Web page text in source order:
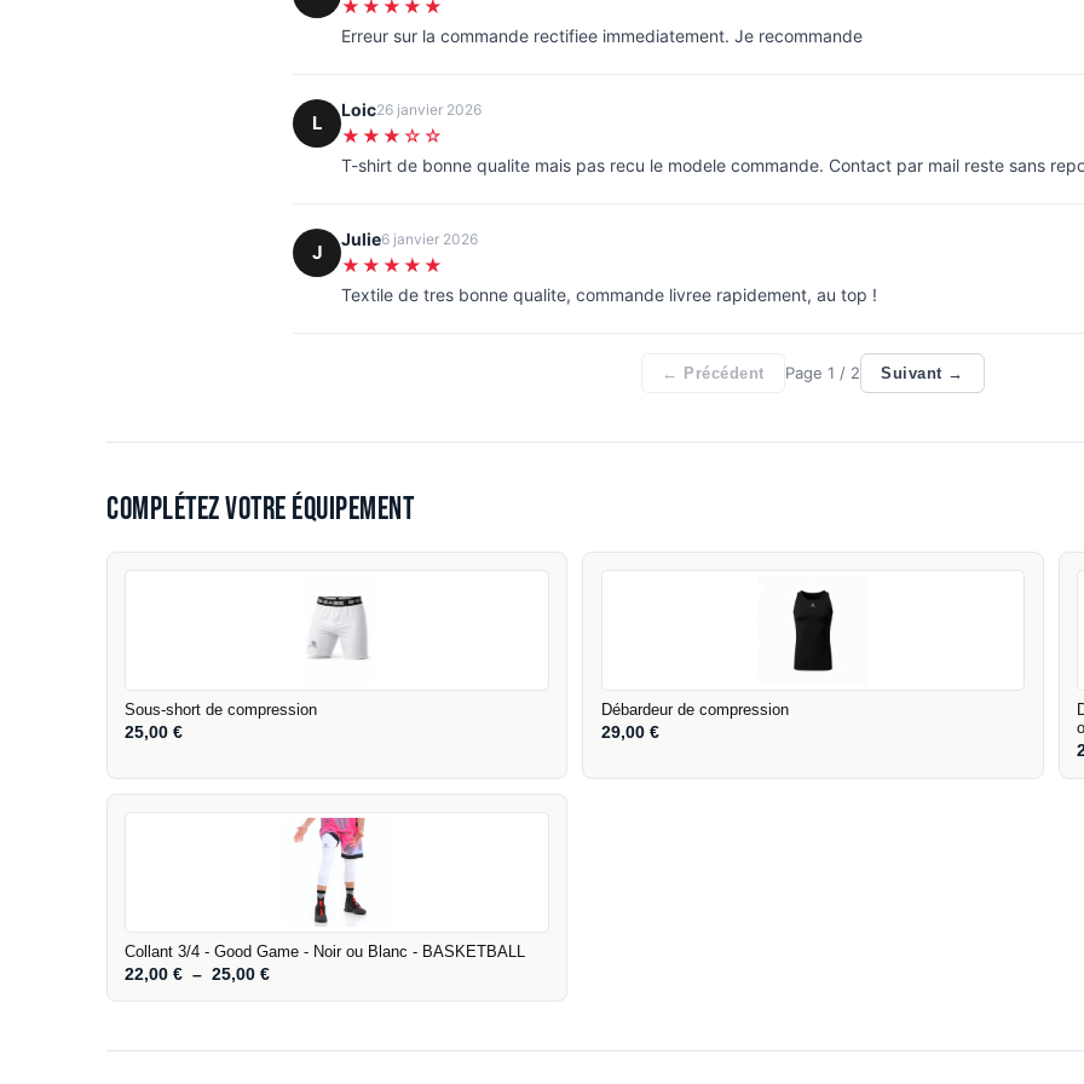
★★★★★
Erreur sur la commande rectifiee immediatement. Je recommande
L
Loic26 janvier 2026
★★★☆☆
T-shirt de bonne qualite mais pas recu le modele commande. Contact par mail reste sans
J
Julie6 janvier 2026
★★★★★
Textile de tres bonne qualite, commande livree rapidement, au top !
← Précédent Page1 / 2 Suivant →
Complétez votre équipement
Sous-short de compression
25,00€
Débardeur de compression
29,00 €
Collant 3/4 - Good Game - Noir ou Blanc - BASKETBALL
22,00€ – 25,00€